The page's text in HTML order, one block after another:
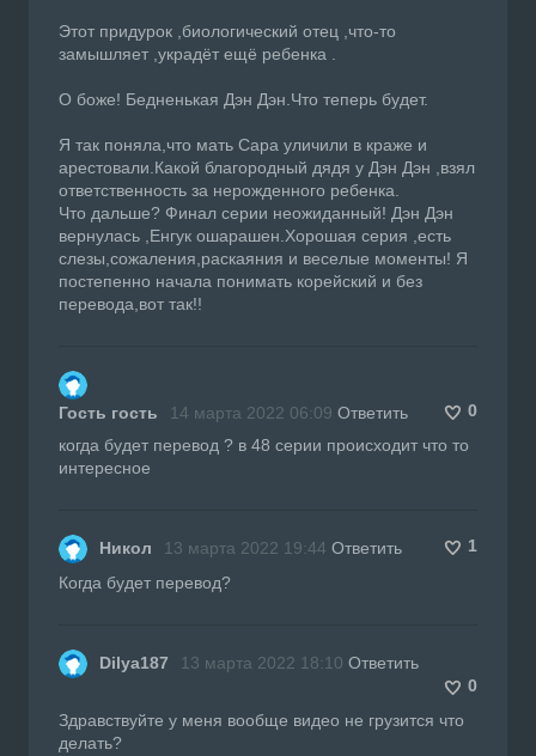
Этот придурок ,биологический отец ,что-то
замышляет ,украдёт ещё ребенка .
О боже! Бедненькая Дэн Дэн.Что теперь будет.
Я так поняла,что мать Сара уличили в краже и
арестовали.Какой благородный дядя у Дэн Дэн ,взял
ответственность за нерожденного ребенка.
Что дальше? Финал серии неожиданный! Дэн Дэн
вернулась ,Енгук ошарашен.Хорошая серия ,есть
слезы,сожаления,раскаяния и веселые моменты! Я
постепенно начала понимать корейский и без
перевода,вот так!!
Гость гость 14 марта 2022 06:09 Ответить
0
когда будет перевод ? в 48 серии происходит что то
интересное
Никол 13 марта 2022 19:44 Ответить
1
Когда будет перевод?
Dilya187 13 марта 2022 18:10 Ответить
0
Здравствуйте у меня вообще видео не грузится что
делать?